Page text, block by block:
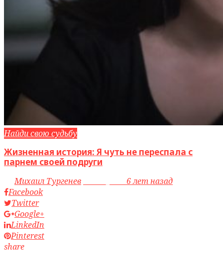
Найди свою судьбу
Жизненная история: Я чуть не переспала с
парнем своей подруги
byМихаил Тургенев
6 лет назад
Facebook
Twitter
Google+
LinkedIn
Pinterest
share